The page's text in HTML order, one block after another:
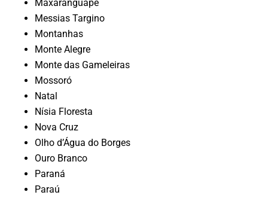
Maxaranguape
Messias Targino
Montanhas
Monte Alegre
Monte das Gameleiras
Mossoró
Natal
Nísia Floresta
Nova Cruz
Olho d’Água do Borges
Ouro Branco
Paraná
Paraú